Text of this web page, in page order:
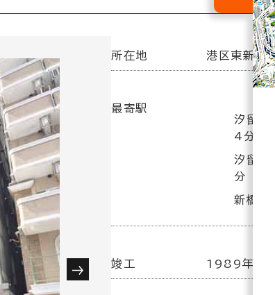
所在地 港区東新
最寄駅
汐留駅
4分
汐留駅
分
新橋
竣工 1989年 1